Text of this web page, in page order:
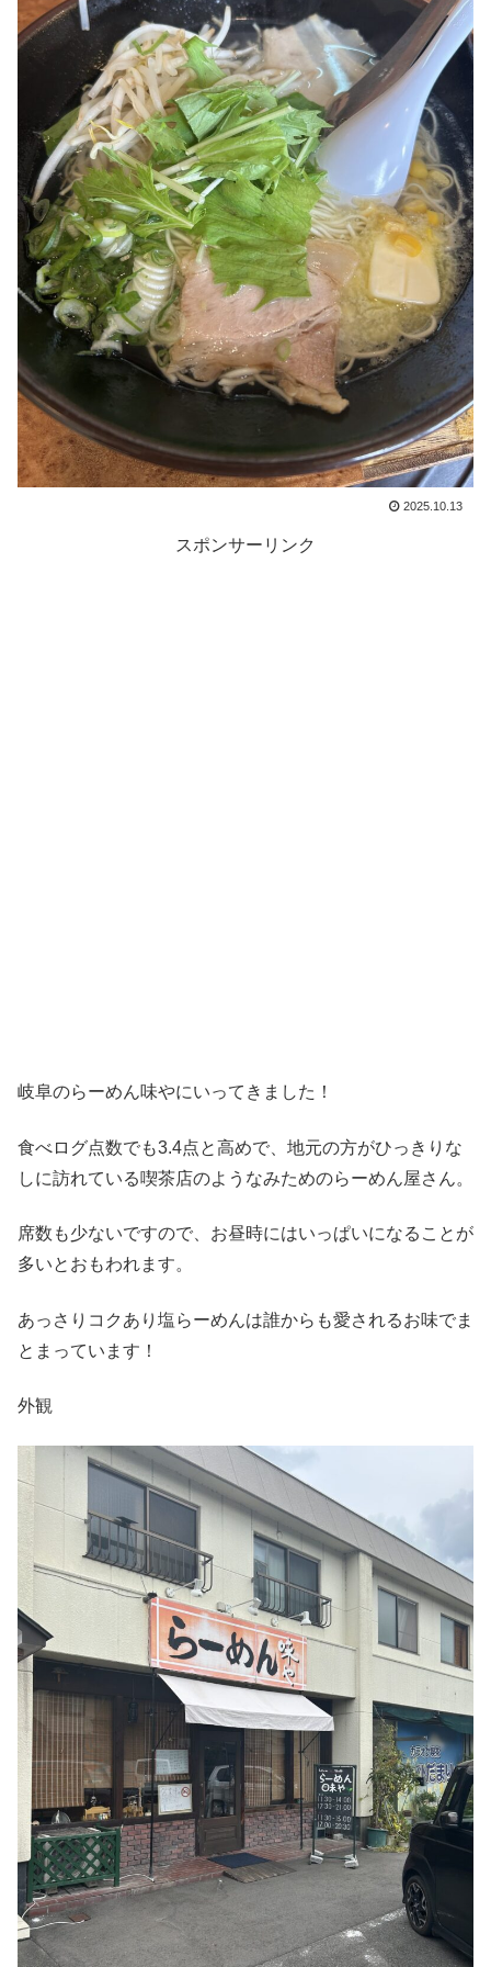
2025.10.13
スポンサーリンク
岐阜のらーめん味やにいってきました！
食べログ点数でも3.4点と高めで、地元の方がひっきりな
しに訪れている喫茶店のようなみためのらーめん屋さん。
席数も少ないですので、お昼時にはいっぱいになることが
多いとおもわれます。
あっさりコクあり塩らーめんは誰からも愛されるお味でま
とまっています！
外観